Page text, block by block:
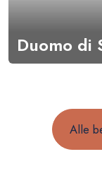
Duomo di
Alle